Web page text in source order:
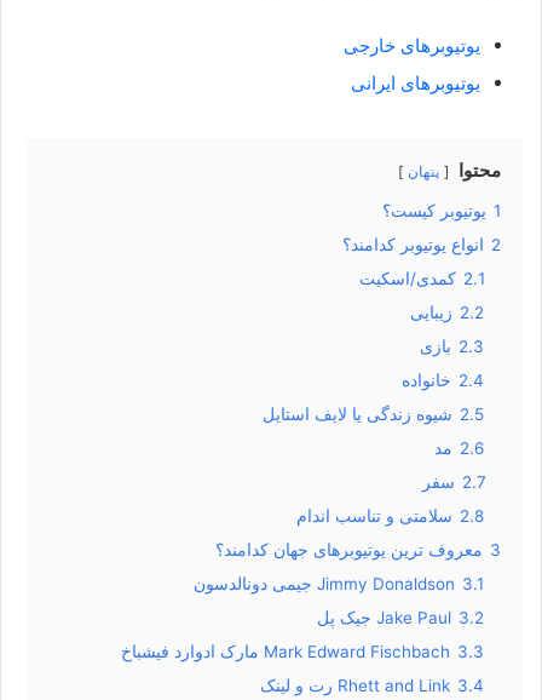
یوتیوبرهای خارجی
یوتیوبرهای ایرانی
محتوا پنهان
1 یوتیوبر کیست؟
2 انواع یوتیوبر کدامند؟
2.1 کمدی/اسکیت
2.2 زیبایی
2.3 بازی
2.4 خانواده
2.5 شیوه زندگی یا لایف استایل
2.6 مد
2.7 سفر
2.8 سلامتی و تناسب اندام
3 معروف ترین یوتیوبرهای جهان کدامند؟
3.1 Jimmy Donaldson جیمی دونالدسون
3.2 Jake Paul جیک پل
3.3 Mark Edward Fischbach مارک ادوارد فیشباخ
3.4 Rhett and Link رت و لینک